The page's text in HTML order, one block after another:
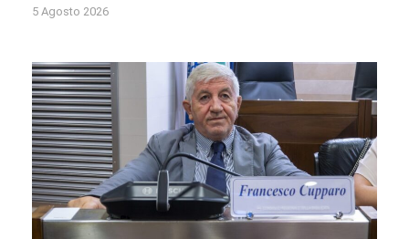
5 Agosto 2026